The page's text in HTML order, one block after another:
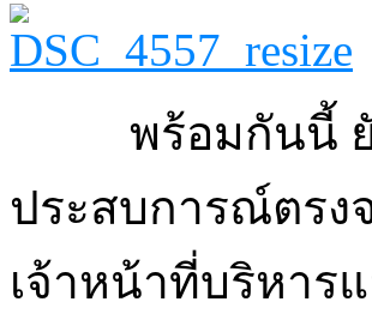
พร้อมกันนี้
ประสบการณ์ตรง
เจ้าหน้าที่บริหาร